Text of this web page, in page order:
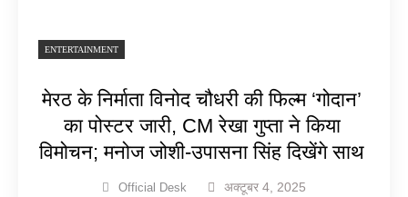
ENTERTAINMENT
मेरठ के निर्माता विनोद चौधरी की फिल्म ‘गोदान’
का पोस्टर जारी, CM रेखा गुप्ता ने किया
विमोचन; मनोज जोशी-उपासना सिंह दिखेंगे साथ
Official Desk अक्टूबर 4, 2025